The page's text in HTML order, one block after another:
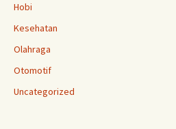
Hobi
Kesehatan
Olahraga
Otomotif
Uncategorized